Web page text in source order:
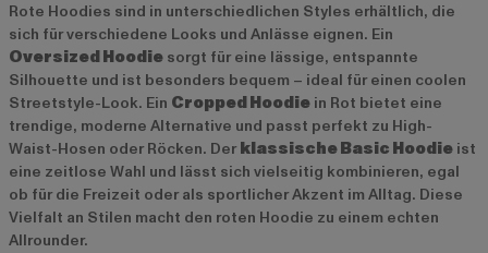
Rote Hoodies sind in unterschiedlichen Styles erhältlich, die
sich für verschiedene Looks und Anlässe eignen. Ein
Oversized Hoodie sorgt für eine lässige, entspannte
Silhouette und ist besonders bequem – ideal für einen coolen
Streetstyle-Look. Ein Cropped Hoodie in Rot bietet eine
trendige, moderne Alternative und passt perfekt zu High-
Waist-Hosen oder Röcken. Der klassische Basic Hoodie ist
eine zeitlose Wahl und lässt sich vielseitig kombinieren, egal
ob für die Freizeit oder als sportlicher Akzent im Alltag. Diese
Vielfalt an Stilen macht den roten Hoodie zu einem echten
Allrounder.